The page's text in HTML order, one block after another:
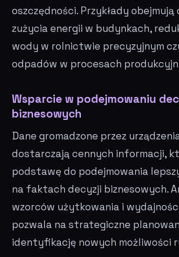
oszczędności. Przykłady
zużycia energii w budynkach,
wody w rolnictwie precyzyjnym
odpadów w procesach
Wsparcie w podejmowaniu
biznesowych
Dane gromadzone przez
dostarczają cennych informacji,
podstawę do podejmowania
na faktach decyzji biznesowych.
wzorców użytkowania i
pozwala na strategiczne
identyfikację nowych możliwości